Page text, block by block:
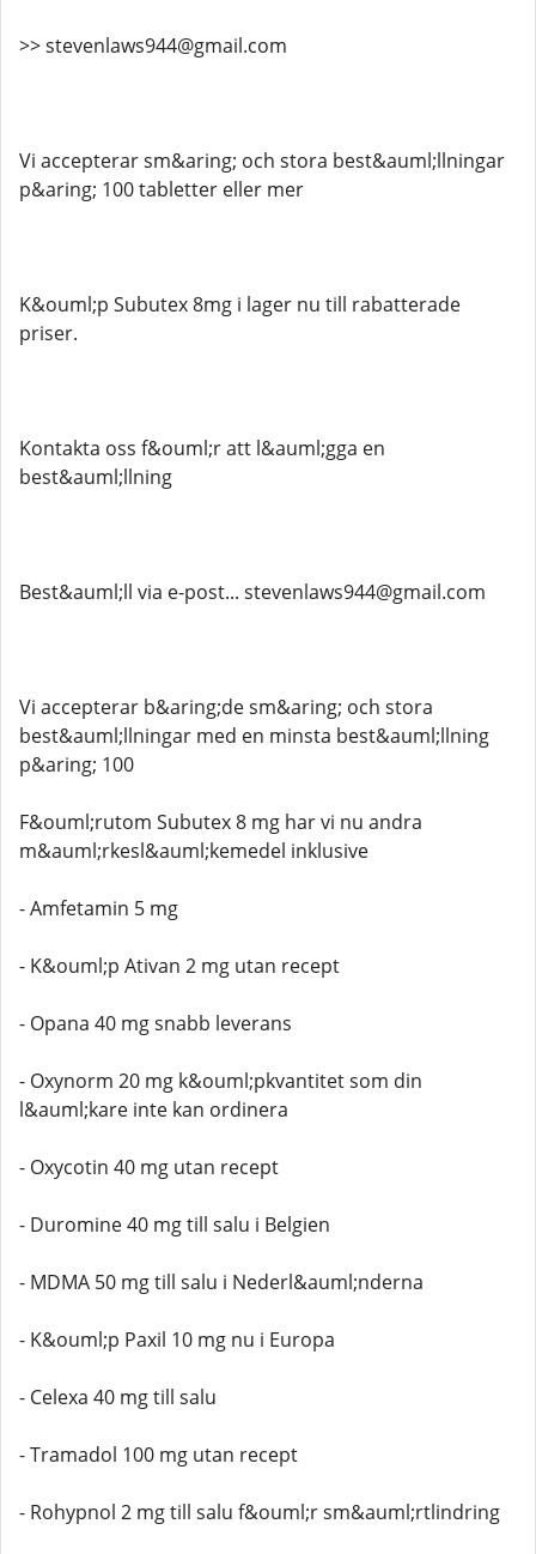
>> stevenlaws944@gmail.com
Vi accepterar sm&aring; och stora best&auml;llningar
p&aring; 100 tabletter eller mer
K&ouml;p Subutex 8mg i lager nu till rabatterade
priser.
Kontakta oss f&ouml;r att l&auml;gga en
best&auml;llning
Best&auml;ll via e-post... stevenlaws944@gmail.com
Vi accepterar b&aring;de sm&aring; och stora
best&auml;llningar med en minsta best&auml;llning
p&aring; 100
F&ouml;rutom Subutex 8 mg har vi nu andra
m&auml;rkesl&auml;kemedel inklusive
- Amfetamin 5 mg
- K&ouml;p Ativan 2 mg utan recept
- Opana 40 mg snabb leverans
- Oxynorm 20 mg k&ouml;pkvantitet som din
l&auml;kare inte kan ordinera
- Oxycotin 40 mg utan recept
- Duromine 40 mg till salu i Belgien
- MDMA 50 mg till salu i Nederl&auml;nderna
- K&ouml;p Paxil 10 mg nu i Europa
- Celexa 40 mg till salu
- Tramadol 100 mg utan recept
- Rohypnol 2 mg till salu f&ouml;r sm&auml;rtlindring